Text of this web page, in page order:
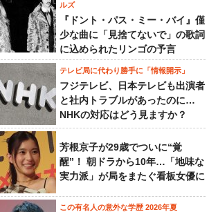
ルズ
『ドント・パス・ミー・バイ』僅
少な曲に「見捨てないで」の歌詞
に込められたリンゴの予言
テレビ局に代わり勝手に「情報開示」
フジテレビ、日本テレビも出演者
と社内トラブルがあったのに…
NHKの対応はどう見ますか？
芳根京子が29歳でついに“覚
醒”！ 朝ドラから10年…「地味な
実力派」が局をまたぐ看板女優に
この有名人の意外な学歴 2026年夏